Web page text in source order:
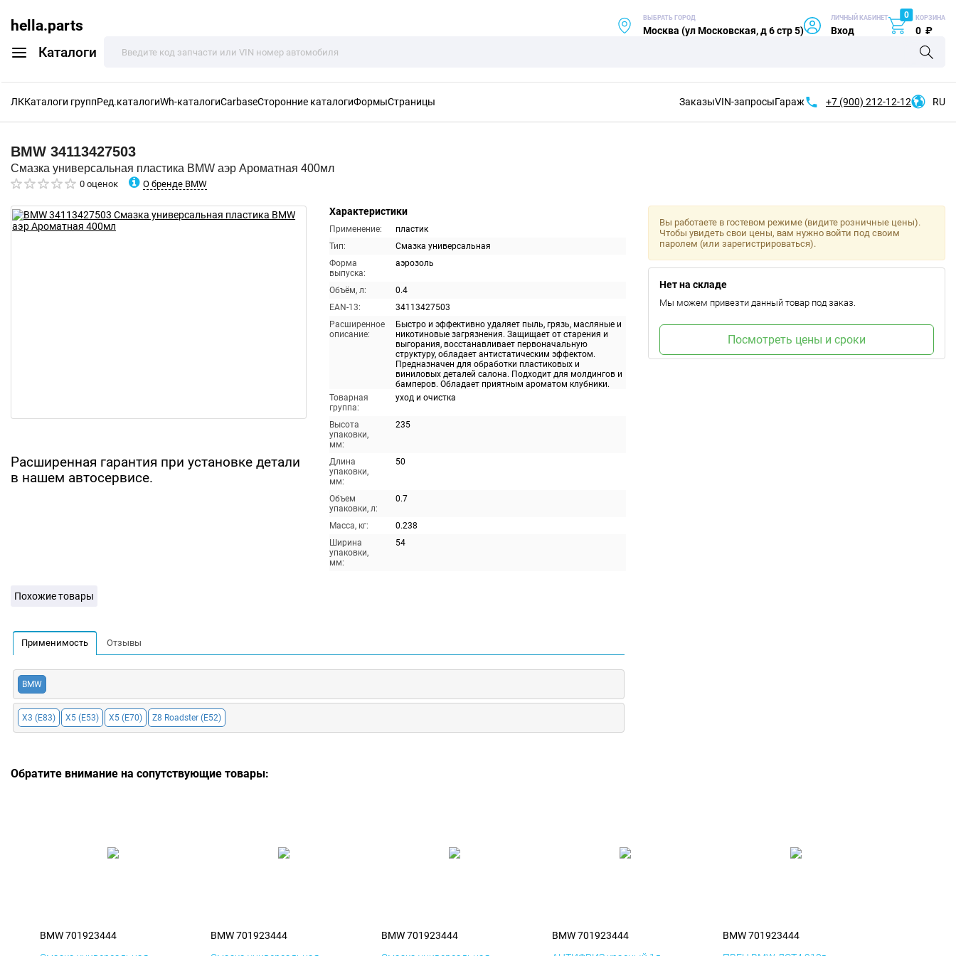
hella.parts
Каталоги
ВЫБРАТЬ ГОРОД
Москва (ул Московская, д 6 стр 5)
ЛИЧНЫЙ КАБИНЕТ
Вход
0 КОРЗИНА
0 ₽
ЛККаталоги группРед.каталогиWh-каталогиCarbaseСторонние каталогиФормыСтраницы ЗаказыVIN-запросыГараж +7 (900) 212-12-12 RU
BMW 34113427503
Смазка универсальная пластика BMW аэр Ароматная 400мл
0 оценок О бренде BMW
Расширенная гарантия при установке детали
в нашем автосервисе.
Характеристики
Применение:
пластик
Тип:
Смазка универсальная
Форма
выпуска:
аэрозоль
Объём, л:
0.4
EAN-13:
34113427503
Расширенное
описание:
Быстро и эффективно удаляет пыль, грязь, масляные и
никотиновые загрязнения. Защищает от старения и
выгорания, восстанавливает первоначальную
структуру, обладает антистатическим эффектом.
Предназначен для обработки пластиковых и
виниловых деталей салона. Подходит для молдингов и
бамперов. Обладает приятным ароматом клубники.
Товарная
группа:
уход и очистка
Высота
упаковки,
мм:
235
Длина
упаковки,
мм:
50
Объем
упаковки, л:
0.7
Масса, кг:
0.238
Ширина
упаковки,
мм:
54
Вы работаете в гостевом режиме (видите розничные цены).
Чтобы увидеть свои цены, вам нужно войти под своим
паролем (или зарегистрироваться).
Нет на складе
Мы можем привезти данный товар под заказ.
Посмотреть цены и сроки
Похожие товары
Применимость Отзывы
BMW
X3 (E83) X5 (E53) X5 (E70) Z8 Roadster (E52)
Обратите внимание на сопутствующие товары:
BMW 701923444
BMW 701923444
BMW 701923444
BMW 701923444
BMW 701923444